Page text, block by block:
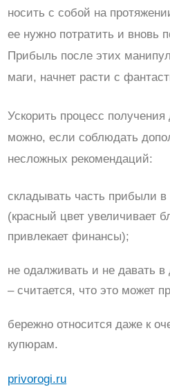
носить с собой на
ее нужно потратить и вновь
Прибыль после этих
маги, начнет расти с
Ускорить процесс
можно, если соблюдать
несложных рекомендаций:
складывать часть прибыли
(красный цвет увеличивает
привлекает финансы);
не одалживать и не давать
– считается, что это может
бережно относится даже к
купюрам.
privorogi.ru